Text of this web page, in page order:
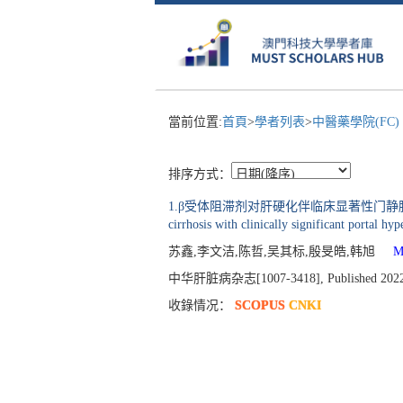
當前位置:首頁>學者列表>中醫藥學院(FC)
排序方式：
1.β受体阻滞剂对肝硬化伴临床显著性门静
cirrhosis with clinically significant portal
苏鑫,李文洁,陈哲,吴其标,殷旻皓,韩旭
中华肝脏病杂志[1007-3418], Published
收錄情况： SCOPUS CNKI